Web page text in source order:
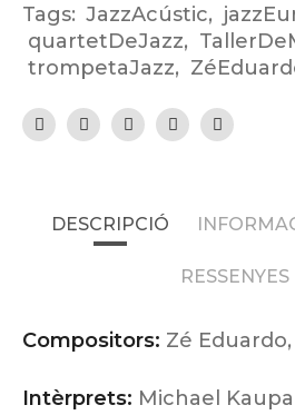
Tags: JazzAcústic,
quartetDeJazz,
trompetaJazz,
DESCRIPCIÓ
RESSENYES
Compositors: Zé Eduardo,
Intèrprets: Michael Kaupa